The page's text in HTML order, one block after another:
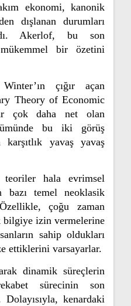
ekonomi, kanonik
dışlanan durumları
Akerlof, bu son
bir özetini
çığır açan
Theory of Economic
çok daha net olan
bu iki görüş
karşıtlık yavaş yavaş
hala evrimsel
bazı temel neoklasik
çoğu zaman
bilgiye izin vermelerine
sahip oldukları
ettiklerini varsayarlar.
dinamik süreçlerin
sürecinin son
Dolayısıyla, kenardaki